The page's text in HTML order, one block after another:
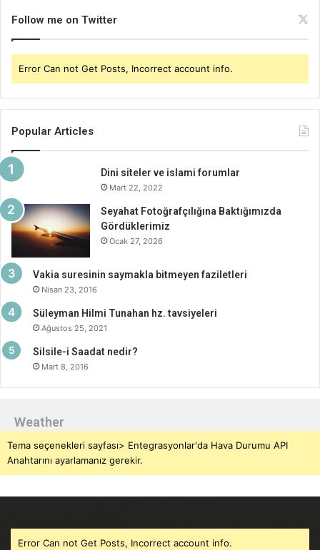
Follow me on Twitter
Error Can not Get Posts, Incorrect account info.
Popular Articles
Dini siteler ve islami forumlar
Mart 22, 2022
Seyahat Fotoğrafçılığına Baktığımızda
Gördüklerimiz
Ocak 27, 2026
Vakia suresinin saymakla bitmeyen faziletleri
Nisan 23, 2016
Süleyman Hilmi Tunahan hz. tavsiyeleri
Ağustos 25, 2021
Silsile-i Saadat nedir?
Mart 8, 2016
Weather
Tema seçenekleri sayfası> Entegrasyonlar'da Hava Durumu API
Anahtarını ayarlamanız gerekir.
Error Can not Get Posts, Incorrect account info.